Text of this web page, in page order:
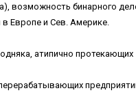
возможность бинарного
в Европе и Сев. Америке.
атипично протекающих